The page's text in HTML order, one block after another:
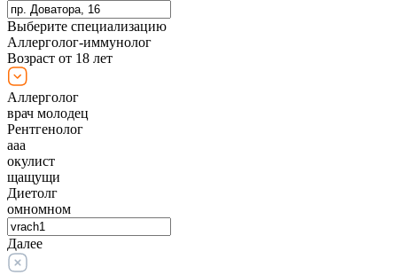
Выберите специализацию
Аллерголог-иммунолог
Возраст от 18 лет
Аллерголог
врач молодец
Рентгенолог
ааа
окулист
щащущи
Диетолг
омномном
Далее